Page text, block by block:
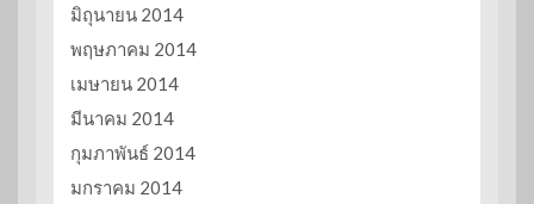
มิถุนายน 2014
พฤษภาคม 2014
เมษายน 2014
มีนาคม 2014
กุมภาพันธ์ 2014
มกราคม 2014